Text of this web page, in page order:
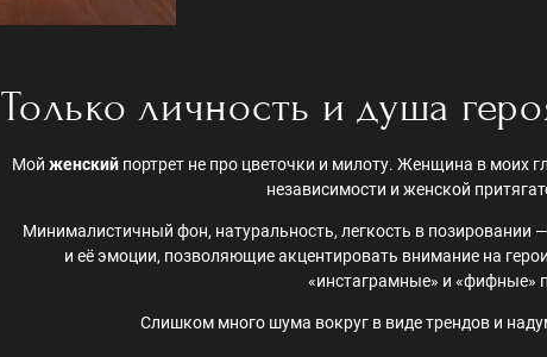
Только личность и душа
Мой женский портрет не про цветочки и милоту. Женщина в моих
независимости и женской
Минималистичный фон, натуральность, легкость в
и её эмоции, позволяющие акцентировать внимание на
«инстаграмные» и «фифные»
Слишком много шума вокруг в виде трендов и